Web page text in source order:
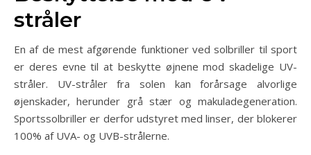
stråler
En af de mest afgørende funktioner ved solbriller til sport
er deres evne til at beskytte øjnene mod skadelige UV-
stråler. UV-stråler fra solen kan forårsage alvorlige
øjenskader, herunder grå stær og makuladegeneration.
Sportssolbriller er derfor udstyret med linser, der blokerer
100% af UVA- og UVB-strålerne.